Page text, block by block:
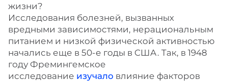
жизни?
Исследования болезней, вызванных
вредными зависимостями, нерациональным
питанием и низкой физической активностью
начались еще в 50-е годы в США. Так, в 1948
году Фремингемское
исследование изучало влияние факторов